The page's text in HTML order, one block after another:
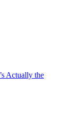
Actually the